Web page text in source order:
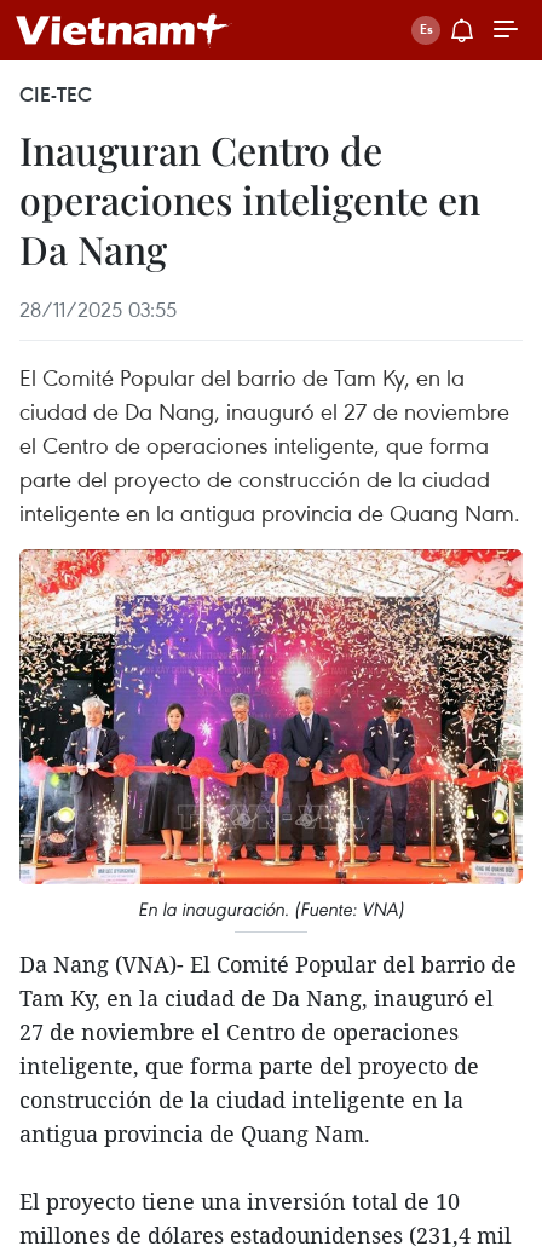
CIE-TEC
Inauguran Centro de
operaciones inteligente en
Da Nang
28/11/2025 03:55
El Comité Popular del barrio de Tam Ky, en la
ciudad de Da Nang, inauguró el 27 de noviembre
el Centro de operaciones inteligente, que forma
parte del proyecto de construcción de la ciudad
inteligente en la antigua provincia de Quang Nam.
En la inauguración. (Fuente: VNA)
Da Nang (VNA)- El Comité Popular del barrio de
Tam Ky, en la ciudad de Da Nang, inauguró el
27 de noviembre el Centro de operaciones
inteligente, que forma parte del proyecto de
construcción de la ciudad inteligente en la
antigua provincia de Quang Nam.
El proyecto tiene una inversión total de 10
millones de dólares estadounidenses (231,4 mil